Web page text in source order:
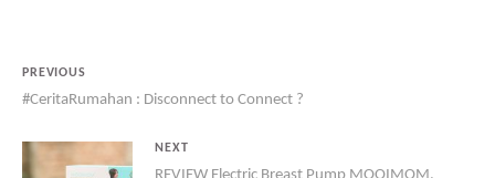
PREVIOUS
#CeritaRumahan : Disconnect to Connect ?
NEXT